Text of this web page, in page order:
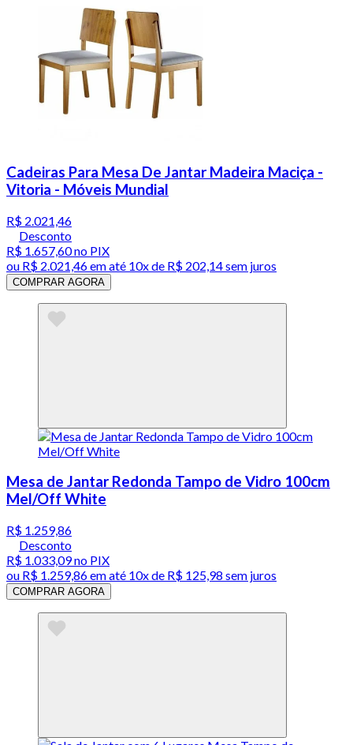
Cadeiras Para Mesa De Jantar Madeira Maciça -
Vitoria - Móveis Mundial
R$ 2.021,46
Desconto
R$ 1.657,60no PIX
ou R$ 2.021,46em até 10x de R$ 202,14 sem juros
COMPRAR AGORA
Mesa de Jantar Redonda Tampo de Vidro 100cm
Mel/Off White
R$ 1.259,86
Desconto
R$ 1.033,09no PIX
ou R$ 1.259,86em até 10x de R$ 125,98 sem juros
COMPRAR AGORA